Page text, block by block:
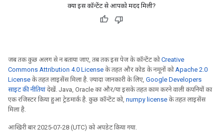
क्या इस कॉन्टेंट से आपको मदद मिली?
जब तक कुछ अलग से न बताया जाए, तब तक इस पेज के कॉन्टेंट कोCreative
Commons Attribution 4.0 License के तहत और कोड के नमूनों कोApache 2.0
License के तहत लाइसेंस मिला है. ज़्यादा जानकारी के लिए, Google Developers
साइट की नीतियांदेखें. Java, Oracle का और/या इसके तहत काम करने वाली कंपनियों का
एक रजिस्टर किया हुआ ट्रेडमार्क है. कुछ कॉन्टेंट को, numpy license के तहत लाइसेंस
मिला है.
आखिरी बार 2025-07-28 (UTC) को अपडेट किया गया.